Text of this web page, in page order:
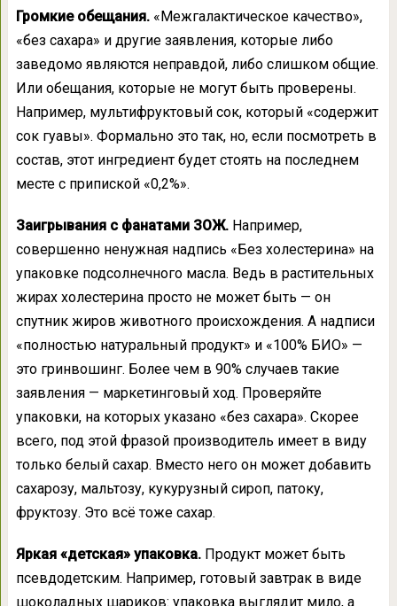
Громкие обещания.«Межгалактическое качество»,
«без сахара» и другие заявления, которые либо
заведомо являются неправдой, либо слишком общие.
Или обещания, которые не могут быть проверены.
Например, мультифруктовый сок, который «содержит
сок гуавы». Формально это так, но, если посмотреть в
состав, этот ингредиент будет стоять на последнем
месте с припиской «0,2%».
Заигрывания с фанатами ЗОЖ.Например,
совершенно ненужная надпись «Без холестерина» на
упаковке подсолнечного масла. Ведь в растительных
жирах холестерина просто не может быть — он
спутник жиров животного происхождения. А надписи
«полностью натуральный продукт» и «100% БИО» —
это гринвошинг. Более чем в 90% случаев такие
заявления — маркетинговый ход. Проверяйте
упаковки, на которых указано «без сахара». Скорее
всего, под этой фразой производитель имеет в виду
только белый сахар. Вместо него он может добавить
сахарозу, мальтозу, кукурузный сироп, патоку,
фруктозу. Это всё тоже сахар.
Яркая «детская» упаковка.Продукт может быть
псевдодетским. Например, готовый завтрак в виде
шоколадных шариков: упаковка выглядит мило, а